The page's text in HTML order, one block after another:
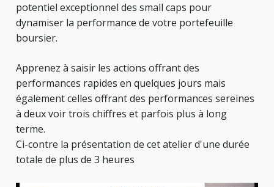
potentiel exceptionnel des small caps pour
dynamiser la performance de votre portefeuille
boursier.
​Apprenez à saisir les actions offrant des
performances rapides en quelques jours mais
également celles offrant des performances sereines
à deux voir trois chiffres et parfois plus à long
terme.
Ci-contre la présentation de cet atelier d'une durée
totale de plus de 3 heures